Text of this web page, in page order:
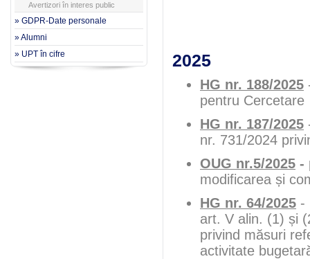
Avertizori în interes public
» GDPR-Date personale
» Alumni
» UPT în cifre
2025
HG nr. 188/2025
pentru Cercetare
HG nr. 187/2025
nr. 731/2024
OUG nr.5/2025 -
modificarea și
HG nr. 64/2025 -
art. V alin. (1) și
privind măsuri
activitate